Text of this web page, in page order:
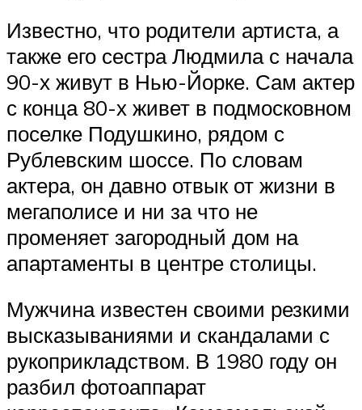
Известно, что родители артиста, а
также его сестра Людмила с начала
90-х живут в Нью-Йорке. Сам актер
с конца 80-х живет в подмосковном
поселке Подушкино, рядом с
Рублевским шоссе. По словам
актера, он давно отвык от жизни в
мегаполисе и ни за что не
променяет загородный дом на
апартаменты в центре столицы.
Мужчина известен своими резкими
высказываниями и скандалами с
рукоприкладством. В 1980 году он
разбил фотоаппарат